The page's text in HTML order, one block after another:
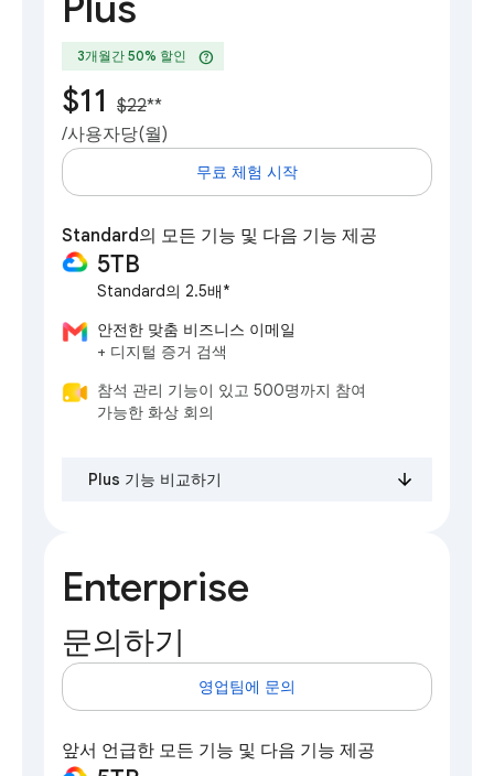
3개월간 50% 할인 help
$11 $22**
/사용자당(월)
무료 체험 시작
Standard의 모든 기능 및 다음 기능 제공
5TB
Standard의 2.5배*
안전한 맞춤 비즈니스 이메일
+ 디지털 증거 검색
참석 관리 기능이 있고 500명까지 참여
가능한 화상 회의
Plus 기능 비교하기
Enterprise
문의하기
영업팀에 문의
앞서 언급한 모든 기능 및 다음 기능 제공